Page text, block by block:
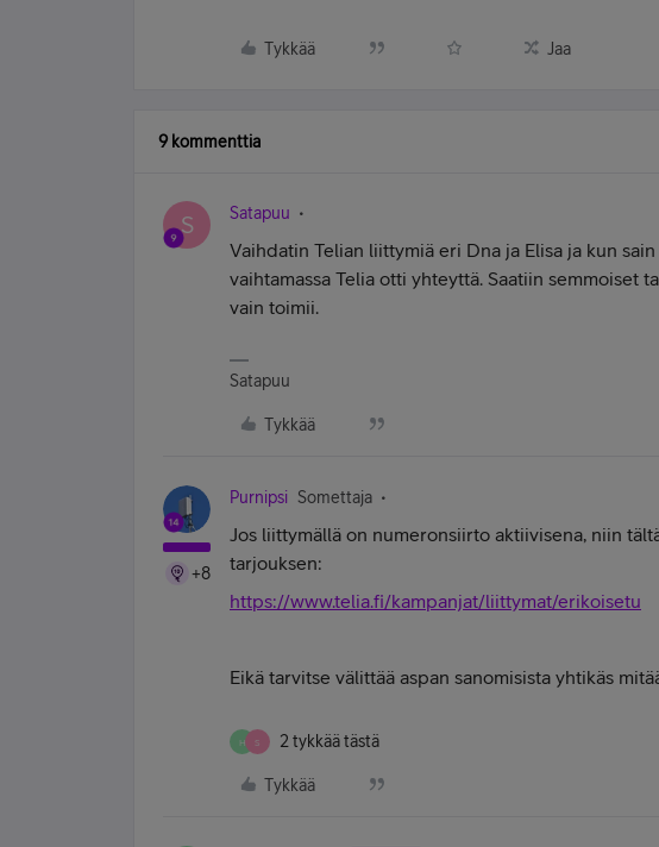
Tykkää Jaa
9 kommenttia
S Satapuu
Vaihdatin Telian liittymiä eri Dna ja Elisa ja kun
vaihtamassa Telia otti yhteyttä. Saatiin semmoiset
vain toimii.
Satapuu
Tykkää
+8
Purnipsi Somettaja
Jos liittymällä on numeronsiirto aktiivisena, niin
tarjouksen:
https://www.telia.fi/kampanjat/liittymat/erikoisetu
Eikä tarvitse välittää aspan sanomisista yhtikäs
H S 2 tykkää tästä
Tykkää